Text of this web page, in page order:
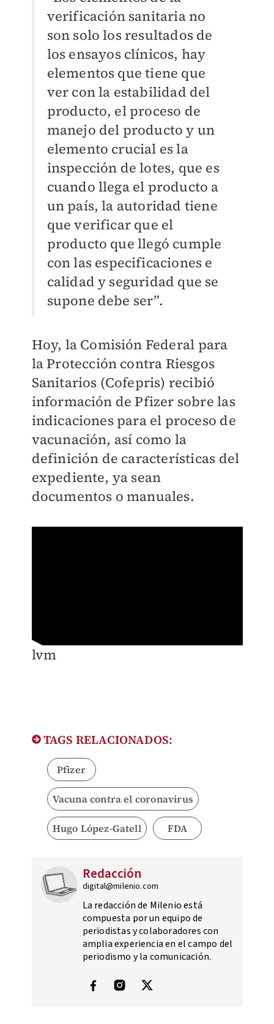
verificación sanitaria no
son solo los resultados de
los ensayos clínicos, hay
elementos que tiene que
ver con la estabilidad del
producto, el proceso de
manejo del producto y un
elemento crucial es la
inspección de lotes, que es
cuando llega el producto a
un país, la autoridad tiene
que verificar que el
producto que llegó cumple
con las especificaciones e
calidad y seguridad que se
supone debe ser”.
Hoy, la Comisión Federal para
la Protección contra Riesgos
Sanitarios (Cofepris) recibió
información de Pfizer sobre las
indicaciones para el proceso de
vacunación, así como la
definición de características del
expediente, ya sean
documentos o manuales.
lvm
TAGS RELACIONADOS:
Pfizer
Vacuna contra el coronavirus
Hugo López-Gatell FDA
Redacción
digital@milenio.com
La redacción de Milenio está
compuesta por un equipo de
periodistas y colaboradores con
amplia experiencia en el campo del
periodismo y la comunicación.